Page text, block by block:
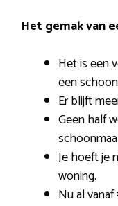
Het gemak van
Het is een
een
Er blijft
Geen half
Je hoeft je
woning.
Nu al